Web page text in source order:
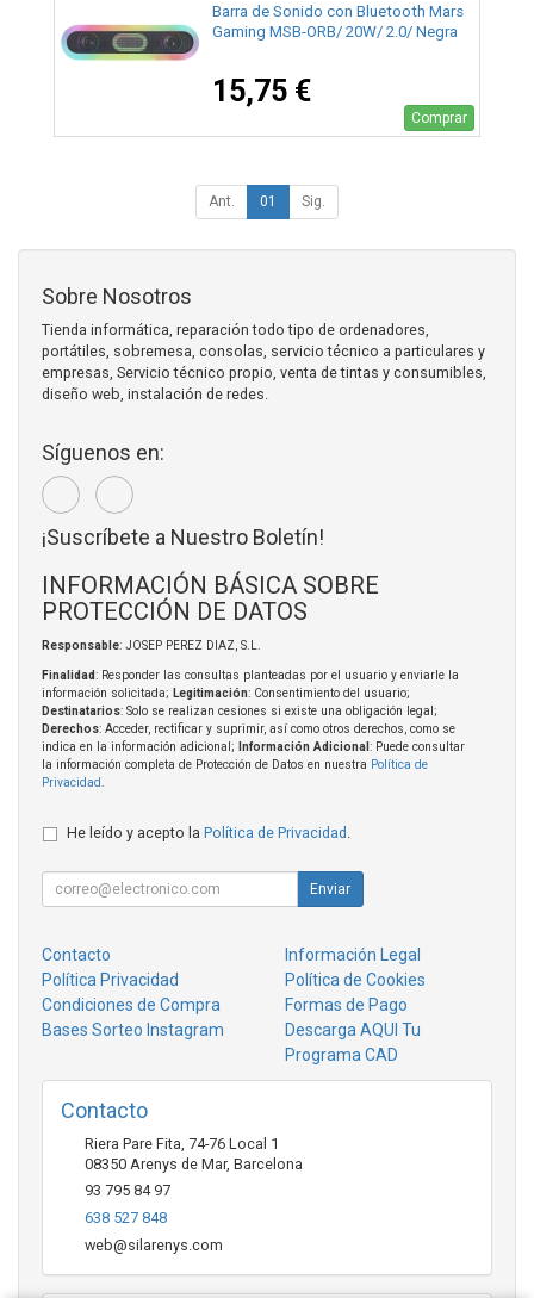
Barra de Sonido con Bluetooth Mars
Gaming MSB-ORB/ 20W/ 2.0/ Negra
15,75 €
Comprar
Ant. 01 Sig.
Sobre Nosotros
Tienda informática, reparación todo tipo de ordenadores,
portátiles, sobremesa, consolas, servicio técnico a particulares y
empresas, Servicio técnico propio, venta de tintas y consumibles,
diseño web, instalación de redes.
Síguenos en:
¡Suscríbete a Nuestro Boletín!
INFORMACIÓN BÁSICA SOBRE
PROTECCIÓN DE DATOS
Responsable: JOSEP PEREZ DIAZ, S.L.
Finalidad: Responder las consultas planteadas por el usuario y enviarle la
información solicitada; Legitimación: Consentimiento del usuario;
Destinatarios: Solo se realizan cesiones si existe una obligación legal;
Derechos: Acceder, rectificar y suprimir, así como otros derechos, como se
indica en la información adicional;
Información Adicional : Puede consultar
la información completa de Protección de Datos en nuestra Política de
Privacidad
He leído y acepto la Política de Privacidad
Enviar
Contacto
Información Legal
Política Privacidad
Política de Cookies
Condiciones de Compra
Formas de Pago
Bases Sorteo Instagram
Descarga AQUI Tu
Programa CAD
Contacto
Riera Pare Fita, 74-76 Local 1
08350 Arenys de Mar, Barcelona
93 795 84 97
638 527 848
web@silarenys.com